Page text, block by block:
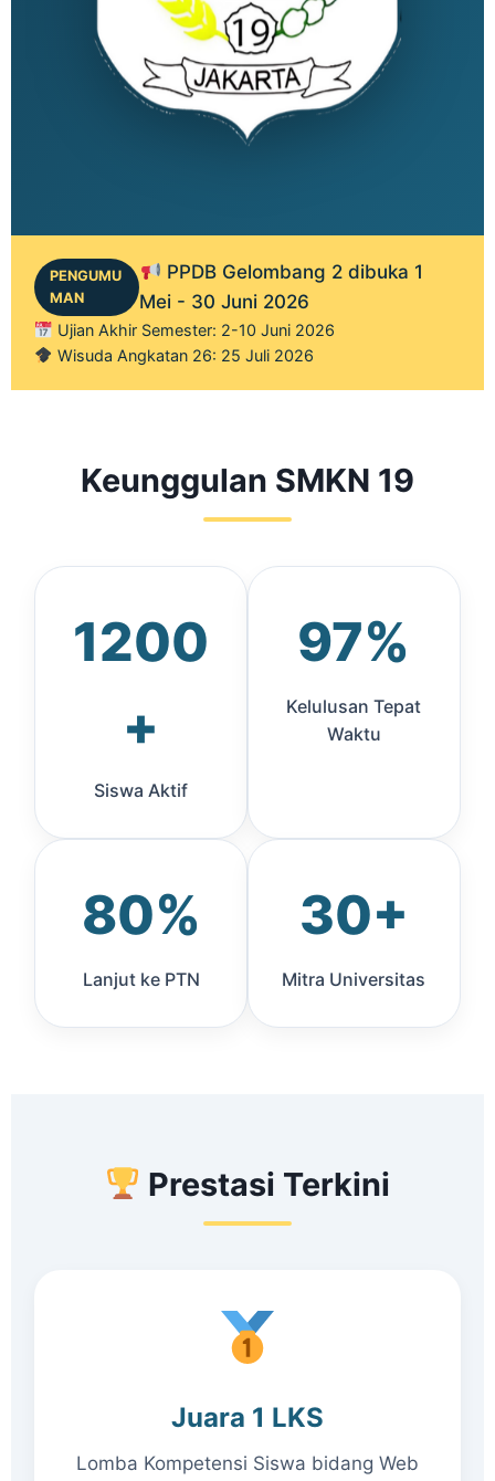
PENGUMU
MAN
PPDB Gelombang 2 dibuka 1
Mei - 30 Juni 2026
Ujian Akhir Semester: 2-10 Juni 2026
Wisuda Angkatan 26: 25 Juli 2026
Keunggulan SMKN 19
1200
+
Siswa Aktif
97%
Kelulusan Tepat
Waktu
80%
Lanjut ke PTN
30+
Mitra Universitas
Prestasi Terkini
Juara 1 LKS
Lomba Kompetensi Siswa bidang Web